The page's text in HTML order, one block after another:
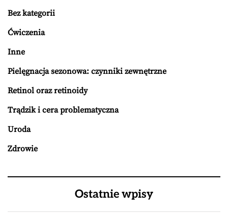
Bez kategorii
Ćwiczenia
Inne
Pielęgnacja sezonowa: czynniki zewnętrzne
Retinol oraz retinoidy
Trądzik i cera problematyczna
Uroda
Zdrowie
Ostatnie wpisy